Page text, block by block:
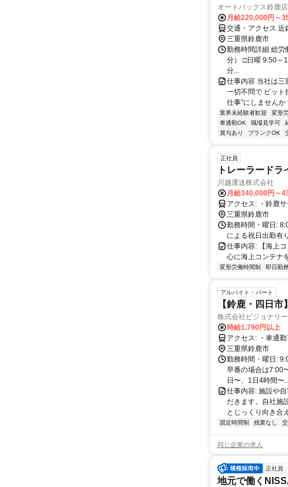
オートバックス鈴鹿
月給220,000円～
交通・アクセス 近
三重県鈴鹿市
勤務時間詳細 総
分） □日曜 9:50～
分...
仕事内容 当社は三
一切不問で ピット
仕事”にしません
業界未経験者歓迎 変形
車通勤OK
職場見学可
賞与あり
ブランクOK
正社員
トレーラード
川越運送株式会社
月給340,000円～
アクセス:
三重県鈴鹿市
勤務時間・曜日:
による祝日出勤有り
仕事内容: 【海上
心に海上コンテナ
変形労働時間制 即日勤
アルバイト・パート
【鈴鹿・四日
株式会社ビジョナリー
時給1,790円以上
アクセス
三重県鈴鹿市
勤務時間・曜日:
早番の場合は7:00
日〜、1日4時間〜
仕事内容: 施設や
だきます。自社施
とじっくり向き合
固定時間制 残業なし
同じ企業の求人
正社員
地元で働く